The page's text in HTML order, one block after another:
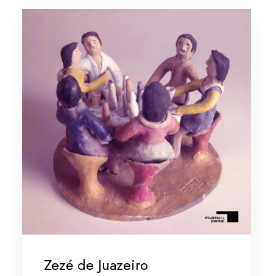
Zezé de Juazeiro